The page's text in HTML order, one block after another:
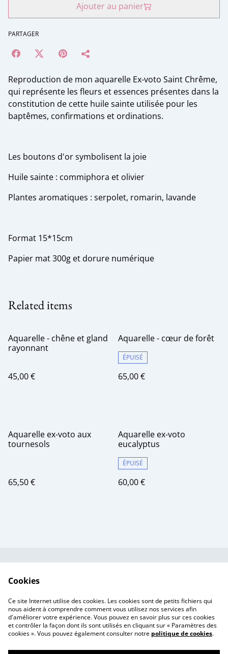
Ajouter au panier
PARTAGER
Reproduction de mon aquarelle Ex-voto Saint Chrême,
qui représente les fleurs et essences présentes dans la
constitution de cette huile sainte utilisée pour les
baptêmes, confirmations et ordinations.
Les boutons d'or symbolisent la joie
Huile sainte : commiphora et olivier
Plantes aromatiques : serpolet, romarin, lavande
Format 15*15cm
Papier mat 300g et dorure numérique
Related items
Aquarelle - chêne et gland
rayonnant
45,00 €
Aquarelle - cœur de forêt
ÉPUISÉ
65,00 €
Aquarelle ex-voto aux
tournesols
65,50 €
Aquarelle ex-voto
eucalyptus
ÉPUISÉ
60,00 €
confidentialité
Tarif des frais de port
Cookies
Ce site Internet utilise des cookies. Les cookies sont de petits fichiers qui
nous aident à comprendre comment vous utilisez nos services afin
d'améliorer votre expérience. Vous pouvez en savoir plus sur ces cookies
et contrôler la façon dont ils sont utilisés en cliquant sur « Paramètres des
cookies ». Vous pouvez également consulter notre politique de cookies.